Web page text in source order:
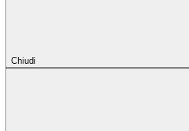
Chiudi